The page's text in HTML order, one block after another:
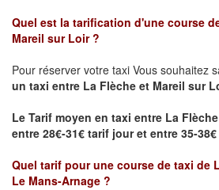
Quel est la tarification d'une course
Mareil sur Loir ?
Pour réserver votre taxi Vous souhaitez
un taxi entre La Flèche et Mareil sur
Le Tarif moyen en taxi entre La
entre 28€-31€ tarif jour et entre 35-
Quel tarif pour une course de taxi de
Le Mans-Arnage ?